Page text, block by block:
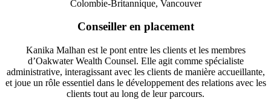
Colombie-Britannique, Vancouver
Conseiller en placement
Kanika Malhan est le pont entre les clients et les membres
d’Oakwater Wealth Counsel. Elle agit comme spécialiste
administrative, interagissant avec les clients de manière accueillante,
et joue un rôle essentiel dans le développement des relations avec les
clients tout au long de leur parcours.